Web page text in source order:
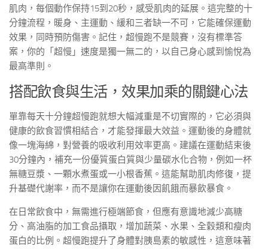
肌肉，每個動作保持15到20秒，感受肌肉的延展。這完整的十
分鐘流程，暖身、主運動、緩和三者缺一不可，它能確保運動
效果，同時預防傷害。記住，超慢跑不是競賽，沒有標準答
案，你的「超慢」速度是獨一無二的，以自己身心感到愉悅為
最高準則。
搭配飲食與生活，效果加乘的關鍵心法
單靠每天十分鐘超慢跑就想大幅減重是不切實際的，它必須與
健康的飲食習慣相結合，才能發揮最大效益。運動後的身體就
像一塊海綿，對營養的吸收利用效率更高。建議在運動結束後
30分鐘內，補充一份優質蛋白質與少量碳水化合物，例如一杯
無糖豆漿、一顆水煮蛋或一小根香蕉。這能幫助肌肉修復，提
升基礎代謝率，而不是讓你在運動後因飢餓而暴飲暴食。
在日常飲食中，無需進行極端節食，但應有意識地減少高糖
分、高油脂的加工食品攝取，增加蔬菜、水果、全穀類和瘦肉
蛋白的比例。超慢跑提升了身體對胰島素的敏感性，這意味著